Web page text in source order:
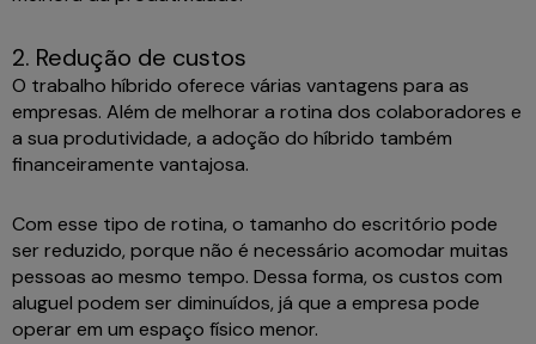
2. Redução de custos
O trabalho híbrido oferece várias vantagens para as
empresas. Além de melhorar a rotina dos colaboradores e
a sua produtividade, a adoção do híbrido também
financeiramente vantajosa.
Com esse tipo de rotina, o tamanho do escritório pode
ser reduzido, porque não é necessário acomodar muitas
pessoas ao mesmo tempo. Dessa forma, os custos com
aluguel podem ser diminuídos, já que a empresa pode
operar em um espaço físico menor.